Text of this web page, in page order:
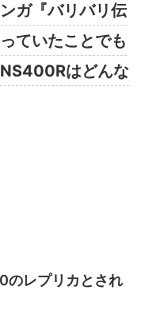
ガ『バリバリ伝
ていたことでも
はどんな
のレプリカとされ